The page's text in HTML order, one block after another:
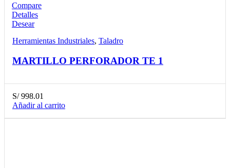
Compare
Detalles
Desear
Herramientas Industriales, Taladro
MARTILLO PERFORADOR TE 1
S/998.01
Añadir al carrito